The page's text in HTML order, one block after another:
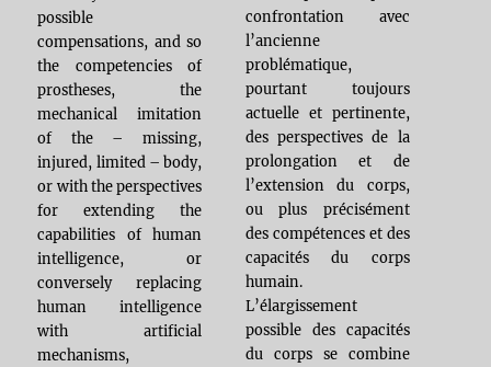
possible
compensations, and so
the competencies of
prostheses, the
mechanical imitation
of the – missing,
injured, limited – body,
or with the perspectives
for extending the
capabilities of human
intelligence, or
conversely replacing
human intelligence
with artificial
mechanisms,
confrontation avec
l’ancienne
problématique,
pourtant toujours
actuelle et pertinente,
des perspectives de la
prolongation et de
l’extension du corps,
ou plus précisément
des compétences et des
capacités du corps
humain.
L’élargissement
possible des capacités
du corps se combine